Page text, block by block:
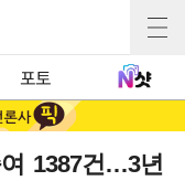
포토
1387건…3년